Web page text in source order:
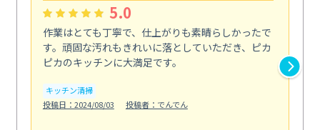
5.0
作業はとても丁寧で、仕上がりも素晴らしかったで
す。頑固な汚れもきれいに落としていただき、ピカ
ピカのキッチンに大満足です。
キッチン清掃
投稿日：2024/08/03
投稿者：でんでん